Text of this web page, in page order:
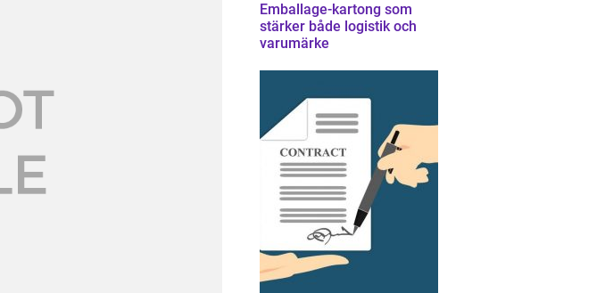
Emballage-kartong som
stärker både logistik och
varumärke